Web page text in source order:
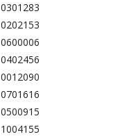
0301283
0202153
0600006
0402456
0012090
0701616
0500915
1004155